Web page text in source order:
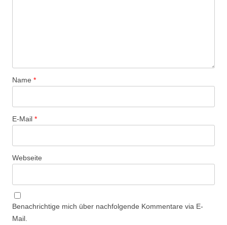
Name *
E-Mail *
Webseite
Benachrichtige mich über nachfolgende Kommentare via E-
Mail.